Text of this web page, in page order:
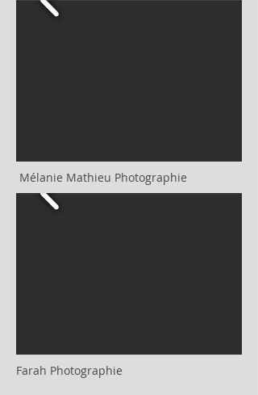
Mélanie Mathieu Photographie
Farah Photographie